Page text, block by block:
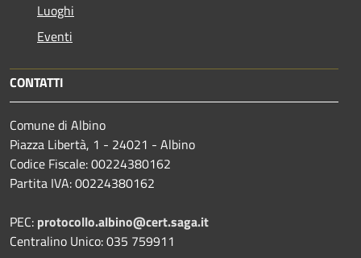
Luoghi
Eventi
CONTATTI
Comune di Albino
Piazza Libertà, 1 - 24021 - Albino
Codice Fiscale: 00224380162
Partita IVA: 00224380162
PEC: protocollo.albino@cert.saga.it
Centralino Unico: 035 759911